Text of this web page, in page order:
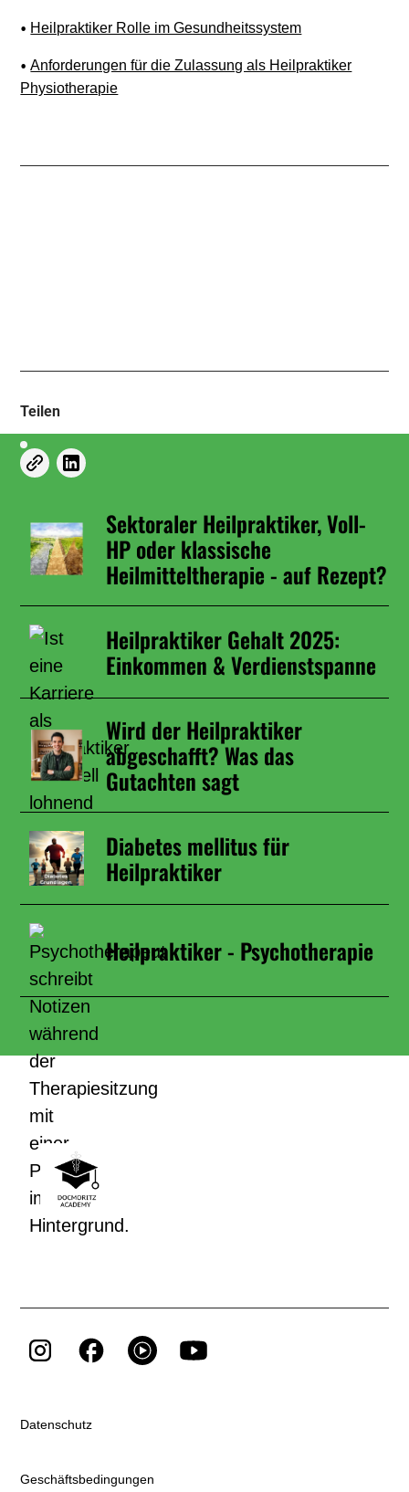
• Heilpraktiker Rolle im Gesundheitssystem
•Anforderungen für die Zulassung als Heilpraktiker
Physiotherapie
Teilen
Sektoraler Heilpraktiker, Voll-
HP oder klassische
Heilmitteltherapie - auf Rezept?
Heilpraktiker Gehalt 2025:
Einkommen & Verdienstspanne
Wird der Heilpraktiker
abgeschafft? Was das
Gutachten sagt
Diabetes mellitus für
Heilpraktiker
Heilpraktiker - Psychotherapie
Datenschutz
Geschäftsbedingungen